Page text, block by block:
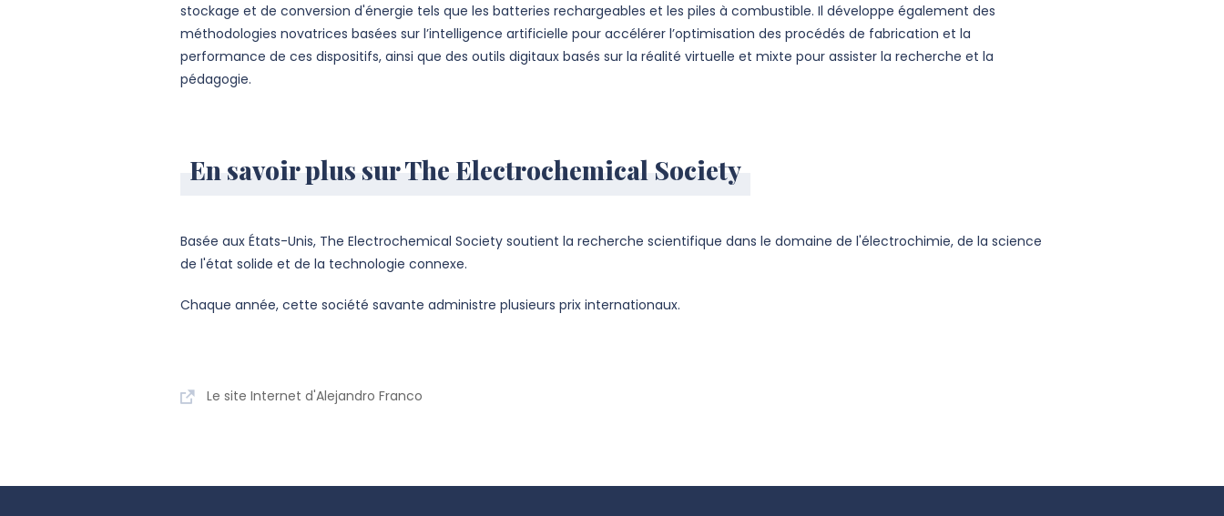
stockage et de conversion d'énergie tels que les batteries rechargeables et les piles à combustible. Il développe également des
méthodologies novatrices basées sur l’intelligence artificielle pour accélérer l’optimisation des procédés de fabrication et la
performance de ces dispositifs, ainsi que des outils digitaux basés sur la réalité virtuelle et mixte pour assister la recherche et la
pédagogie.
En savoir plus sur The Electrochemical Society
Basée aux États-Unis, The Electrochemical Society soutient la recherche scientifique dans le domaine de l'électrochimie, de la science
de l'état solide et de la technologie connexe.
Chaque année, cette société savante administre plusieurs prix internationaux.
Le site Internet d'Alejandro Franco